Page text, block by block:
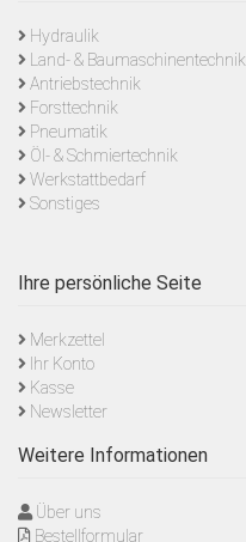
Hydraulik
Land- & Baumaschinentechnik
Antriebstechnik
Forsttechnik
Pneumatik
Öl- & Schmiertechnik
Werkstattbedarf
Sonstiges
Ihre persönliche Seite
Merkzettel
Ihr Konto
Kasse
Newsletter
Weitere Informationen
Über uns
Bestellformular